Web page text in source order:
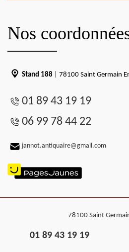
Nos
Stand 188 | 78100 Saint Germain
01 89 43 19 19
06 99 78 44 22
jannot.antiquaire@gmail.com
78100 Saint
01 89 43 19 19